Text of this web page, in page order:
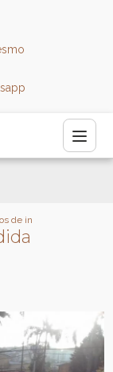
de inox sob medida